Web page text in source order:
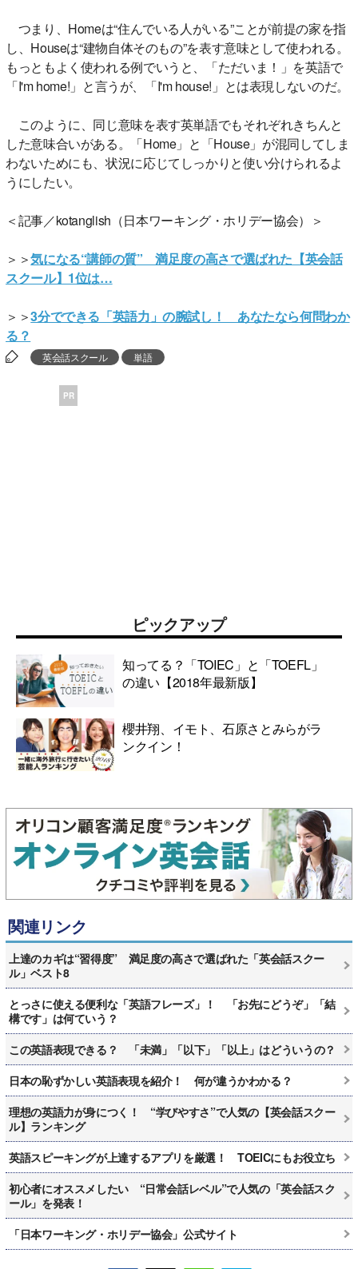
つまり、Homeは“住んでいる人がいる”ことが前提の家を指
し、Houseは“建物自体そのもの”を表す意味として使われる。
もっともよく使われる例でいうと、「ただいま！」を英語で
「I'm home!」と言うが、「I'm house!」とは表現しないのだ。
このように、同じ意味を表す英単語でもそれぞれきちんと
した意味合いがある。「Home」と「House」が混同してしま
わないためにも、状況に応じてしっかりと使い分けられるよ
うにしたい。
＜記事／kotanglish（日本ワーキング・ホリデー協会）＞
＞＞気になる“講師の質” 満足度の高さで選ばれた【英会話
スクール】1位は…
＞＞3分でできる「英語力」の腕試し！ あなたなら何問わか
る？
英会話スクール 単語
PR
ピックアップ
知ってる？「TOIEC」と「TOEFL」
の違い【2018年最新版】
櫻井翔、イモト、石原さとみらがラ
ンクイン！
関連リンク
上達のカギは“習得度” 満足度の高さで選ばれた「英会話スクー
ル」ベスト8
とっさに使える便利な「英語フレーズ」！ 「お先にどうぞ」「結
構です」は何ていう？
この英語表現できる？ 「未満」「以下」「以上」はどういうの？
日本の恥ずかしい英語表現を紹介！ 何が違うかわかる？
理想の英語力が身につく！ “学びやすさ”で人気の【英会話スクー
ル】ランキング
英語スピーキングが上達するアプリを厳選！ TOEICにもお役立ち
初心者にオススメしたい “日常会話レベル”で人気の「英会話スク
ール」を発表！
「日本ワーキング・ホリデー協会」公式サイト